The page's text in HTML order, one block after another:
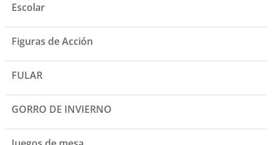
Escolar
Figuras de Acción
FULAR
GORRO DE INVIERNO